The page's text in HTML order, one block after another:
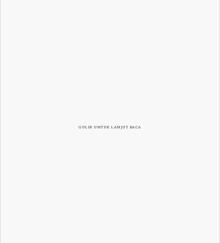
GULIR UNTUK LANJUT BACA